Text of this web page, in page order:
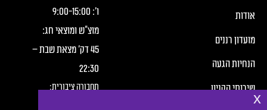
אודות
מועדון רננים
הנחיות הגעה
שירותי הקניון
ו׳:
9:00-15:00
מוצ"ש ומוצאי חג:
45 דק' מצאת שבת –
22:30
תחבורה ציבורית:
x